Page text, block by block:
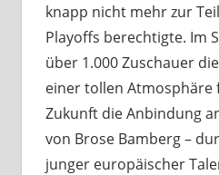
knapp nicht mehr zur
Playoffs berechtigte. Im
über 1.000 Zuschauer
einer tollen Atmosphäre
Zukunft die Anbindung
von Brose Bamberg –
junger europäischer